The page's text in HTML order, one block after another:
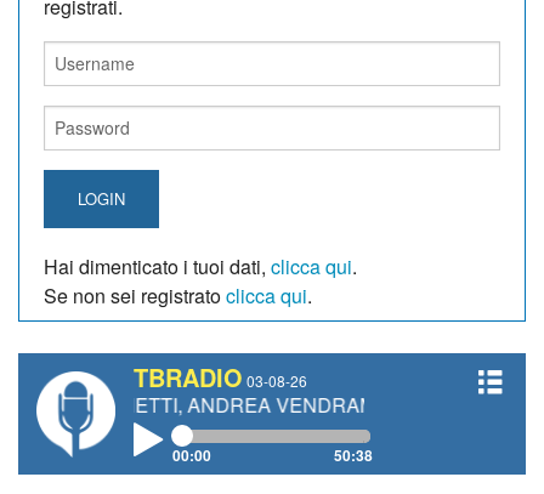
registrati.
LOGIN
Hai dimenticato i tuoi dati, clicca qui.
Se non sei registratoclicca qui.
TBRADIO 03-08-26
GIANETTI, ANDREA VENDRAME, FILIPPO FIORELLI
00:00 50:38